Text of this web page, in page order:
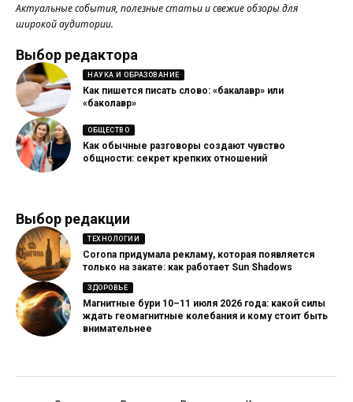
Актуальные события, полезные статьи и свежие обзоры для
широкой аудитории.
Выбор редактора
НАУКА И ОБРАЗОВАНИЕ
Как пишется писать слово: «бакалавр» или
«баколавр»
ОБЩЕСТВО
Как обычные разговоры создают чувство
общности: секрет крепких отношений
Выбор редакции
ТЕХНОЛОГИИ
Corona придумала рекламу, которая появляется
только на закате: как работает Sun Shadows
ЗДОРОВЬЕ
Магнитные бури 10–11 июля 2026 года: какой силы
ждать геомагнитные колебания и кому стоит быть
внимательнее